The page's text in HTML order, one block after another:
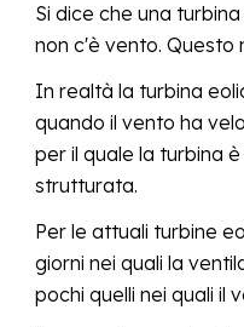
Si dice che una
non c'è vento.Questo
In realtà la turbina
quandoil ventoha
per il qualela turbina
strutturata.
Per le attuali turbine
giorni nei quali la
pochi quelli nei quali il